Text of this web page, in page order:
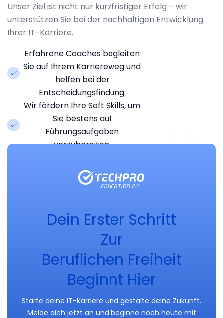
Unser Ziel ist nicht nur kurzfristiger Erfolg – wir
unterstützen Sie bei der nachhaltigen Entwicklung
Ihrer IT-Karriere.
Erfahrene Coaches begleiten
Sie auf Ihrem Karriereweg und
helfen bei der
Entscheidungsfindung.
Wir fördern Ihre Soft Skills, um
Sie bestens auf
Führungsaufgaben
vorzubereiten.
Dein Erster Schritt
Zur
Beruflichen Freiheit
Beginnt Hier
Starte deine IT-Karriere und gestalte deine Zukunft.
Melde dich jetzt an und beginne noch heute mit